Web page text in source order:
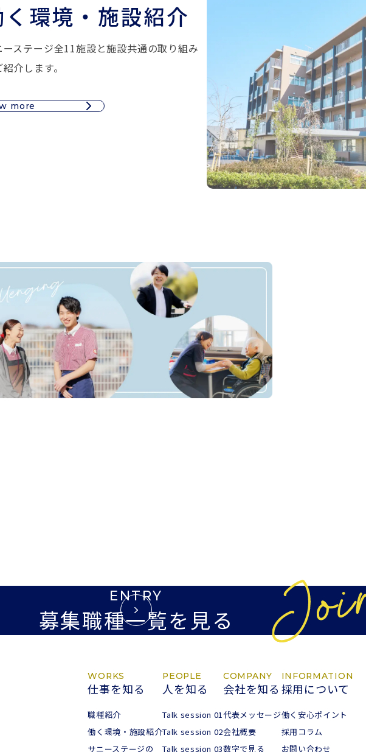
く環境・施設紹介
ーステージ全11施設と施設共通の取り組み
介します。
more
ENTRY
募集職種一覧を見る
WORKS
仕事を知る
職種紹介
働く環境・施設紹介
サニーステージの
PEOPLE
人を知る
Talk session 01
Talk session 02
Talk session 03
COMPANY
会社を知る
代表メッセージ
会社概要
数字で見る
INFORMATION
採用について
働く安心ポイント
採用コラム
お問い合わせ